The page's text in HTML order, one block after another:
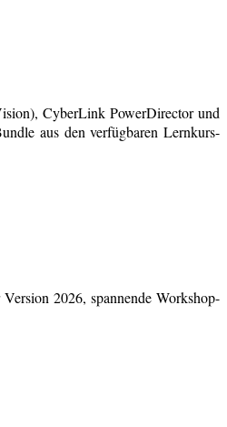
CyberLink PowerDirector und
aus den verfügbaren Lernkurs-
2026, spannende Workshop-